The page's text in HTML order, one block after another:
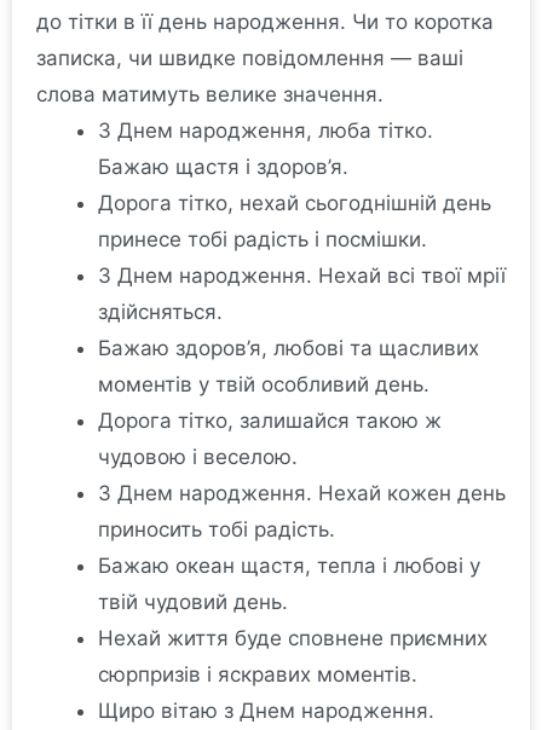
до тітки в її день народження. Чи то коротка
записка, чи швидке повідомлення — ваші
слова матимуть велике значення.
З Днем народження, люба тітко.
Бажаю щастя і здоров’я.
Дорога тітко, нехай сьогоднішній день
принесе тобі радість і посмішки.
З Днем народження. Нехай всі твої мрії
здійсняться.
Бажаю здоров’я, любові та щасливих
моментів у твій особливий день.
Дорога тітко, залишайся такою ж
чудовою і веселою.
З Днем народження. Нехай кожен день
приносить тобі радість.
Бажаю океан щастя, тепла і любові у
твій чудовий день.
Нехай життя буде сповнене приємних
сюрпризів і яскравих моментів.
Щиро вітаю з Днем народження.